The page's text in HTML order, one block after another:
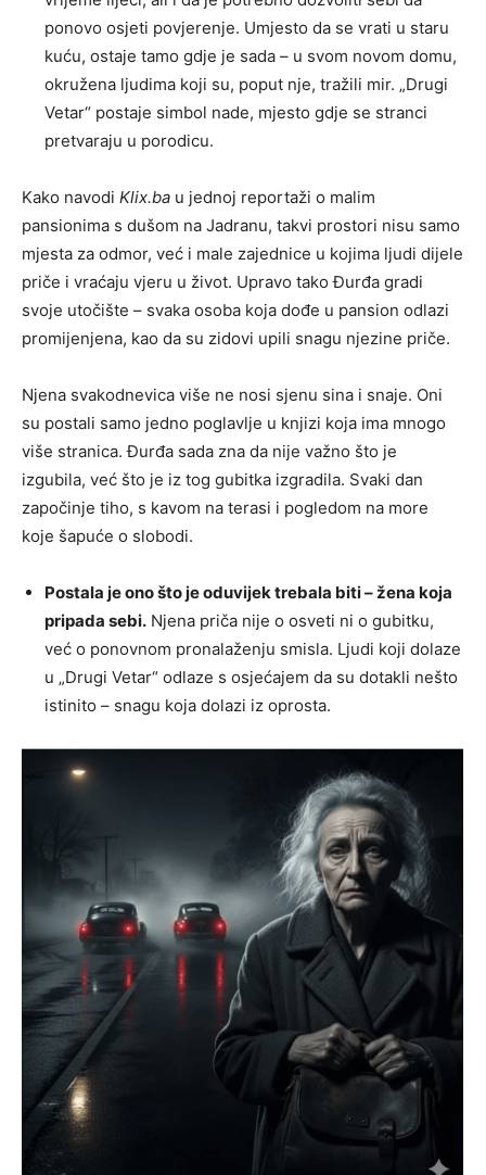
ponovo osjeti povjerenje. Umjesto da se vrati u staru
kuću, ostaje tamo gdje je sada – u svom novom domu,
okružena ljudima koji su, poput nje, tražili mir. „Drugi
Vetar“ postaje simbol nade, mjesto gdje se stranci
pretvaraju u porodicu.
Kako navodi Klix.ba u jednoj reportaži o malim
pansionima s dušom na Jadranu, takvi prostori nisu samo
mjesta za odmor, već i male zajednice u kojima ljudi dijele
priče i vraćaju vjeru u život. Upravo tako Đurđa gradi
svoje utočište – svaka osoba koja dođe u pansion odlazi
promijenjena, kao da su zidovi upili snagu njezine priče.
Njena svakodnevica više ne nosi sjenu sina i snaje. Oni
su postali samo jedno poglavlje u knjizi koja ima mnogo
više stranica. Đurđa sada zna da nije važno što je
izgubila, već što je iz tog gubitka izgradila. Svaki dan
započinje tiho, s kavom na terasi i pogledom na more
koje šapuće o slobodi.
Postala je ono što je oduvijek trebala biti – žena koja
pripada sebi. Njena priča nije o osveti ni o gubitku,
već o ponovnom pronalaženju smisla. Ljudi koji dolaze
u „Drugi Vetar“ odlaze s osjećajem da su dotakli nešto
istinito – snagu koja dolazi iz oprosta.